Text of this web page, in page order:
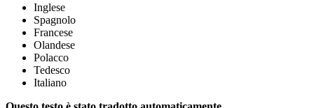
Inglese
Spagnolo
Francese
Olandese
Polacco
Tedesco
Italiano